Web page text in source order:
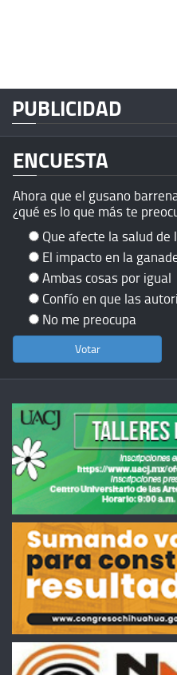
PUBLICIDAD
ENCUESTA
Ahora que el gusano
¿qué es lo que más te
Que afecte la salud de
El impacto en la
Ambas cosas por igual
Confío en que las
No me preocupa